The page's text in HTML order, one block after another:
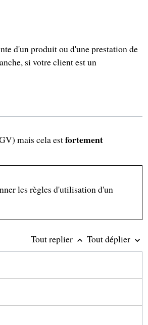
d'un produit ou d'une prestation de
si votre client est un
mais cela estfortement
les règles d'utilisation d'un
Tout replier keyboard_arrow_up Tout déplier keyboard_arrow_down